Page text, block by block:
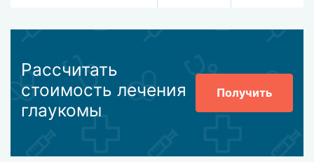
Рассчитать
стоимость лечения
глаукомы
Получить